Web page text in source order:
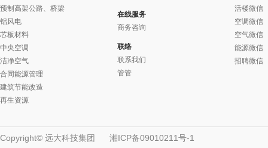
预制高架公路、桥梁
铝风电
芯板材料
中央空调
洁净空气
合同能源管理
建筑节能改造
再生资源
在线服务
商务咨询
联络
联系我们
管管
活楼微信
空调微信
空气微信
能源微信
招聘微信
Copyright© 远大科技集团 湘ICP备09010211号-1